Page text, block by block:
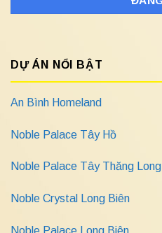
DỰ ÁN NỔI BẬT
An Bình Homeland
Noble Palace Tây Hồ
Noble Palace Tây Thăng Long
Noble Crystal Long Biên
Noble Palace Long Biên